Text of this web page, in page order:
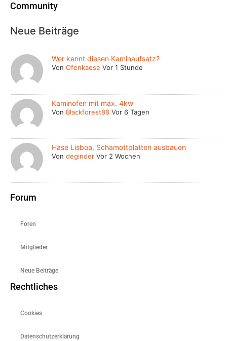
Community
Neue Beiträge
Wer kennt diesen Kaminaufsatz?
VonOfenkaese Vor 1 Stunde
Kaminofen mit max. 4kw
Von Blackforest88 Vor 6 Tagen
Hase Lisboa, Schamottplatten ausbauen
Vondeginder Vor 2 Wochen
Forum
Foren
Mitglieder
Neue Beiträge
Rechtliches
Cookies
Datenschutzerklärung